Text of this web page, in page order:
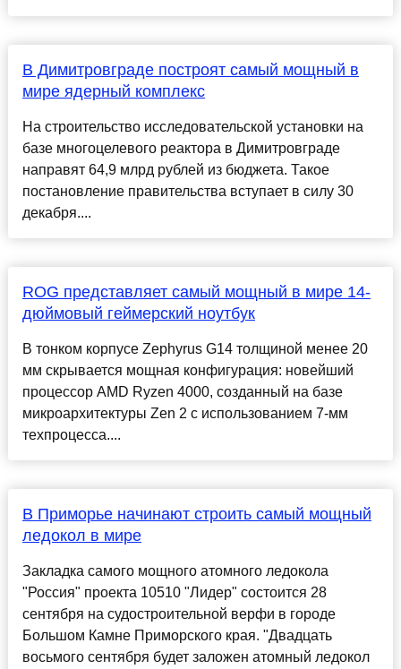
В Димитровграде построят самый мощный в
мире ядерный комплекс
На строительство исследовательской установки на
базе многоцелевого реактора в Димитровграде
направят 64,9 млрд рублей из бюджета. Такое
постановление правительства вступает в силу 30
декабря....
ROG представляет самый мощный в мире 14-
дюймовый геймерский ноутбук
В тонком корпусе Zephyrus G14 толщиной менее 20
мм скрывается мощная конфигурация: новейший
процессор AMD Ryzen 4000, созданный на базе
микроархитектуры Zen 2 с использованием 7-мм
техпроцесса....
В Приморье начинают строить самый мощный
ледокол в мире
Закладка самого мощного атомного ледокола
"Россия" проекта 10510 "Лидер" состоится 28
сентября на судостроительной верфи в городе
Большом Камне Приморского края. "Двадцать
восьмого сентября будет заложен атомный ледокол